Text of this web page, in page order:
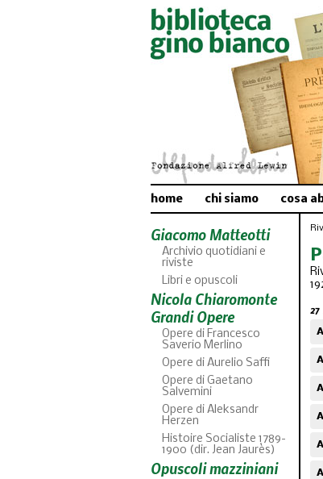
home chi siamo cosa
Giacomo Matteotti
Archivio quotidiani e
riviste
Libri e opuscoli
Nicola Chiaromonte
Grandi Opere
Opere di Francesco
Saverio Merlino
Opere di Aurelio Saffi
Opere di Gaetano
Salvemini
Opere di Aleksandr
Herzen
Histoire Socialiste 1789-
1900 (dir. Jean Jaurès)
Opuscoli mazziniani
27